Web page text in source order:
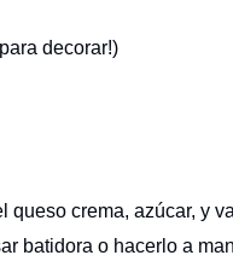
decorar!)
queso crema, azúcar, y
batidora o hacerlo a